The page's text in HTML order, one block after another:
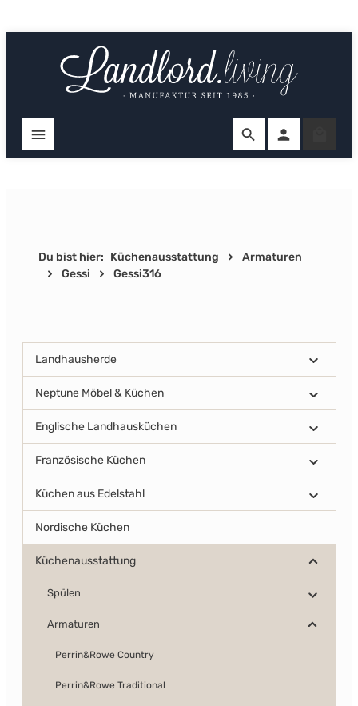
Du bist hier: Küchenausstattung
Armaturen
Gessi
Gessi316
Landhausherde
Neptune Möbel & Küchen
Englische Landhausküchen
Französische Küchen
Küchen aus Edelstahl
Nordische Küchen
Küchenausstattung
Spülen
Armaturen
Perrin&Rowe Country
Perrin&Rowe Traditional